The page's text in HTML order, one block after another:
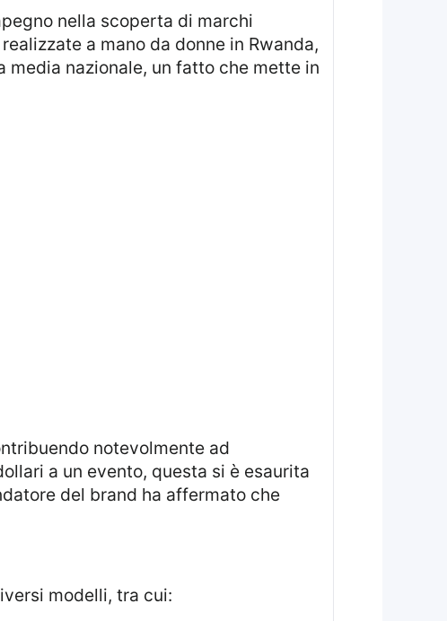
nella scoperta di marchi
a mano da donne in Rwanda,
nazionale, un fatto che mette in
notevolmente ad
a un evento, questa si è esaurita
del brand ha affermato che
modelli, tra cui: